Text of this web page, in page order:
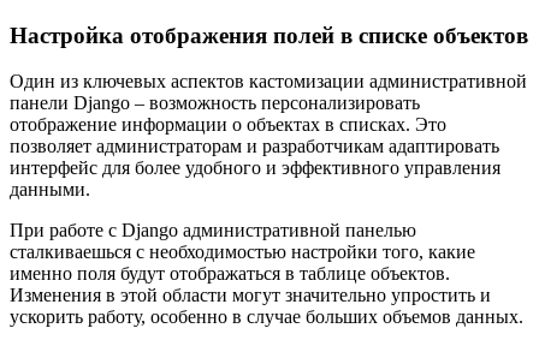
Настройка отображения полей в списке объектов
Один из ключевых аспектов кастомизации административной
панели Django – возможность персонализировать
отображение информации о объектах в списках. Это
позволяет администраторам и разработчикам адаптировать
интерфейс для более удобного и эффективного управления
данными.
При работе с Django административной панелью
сталкиваешься с необходимостью настройки того, какие
именно поля будут отображаться в таблице объектов.
Изменения в этой области могут значительно упростить и
ускорить работу, особенно в случае больших объемов данных.